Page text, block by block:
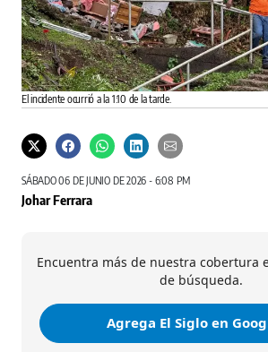
El incidente ocurrió a la 1:10 de la tarde.
SÁBADO 06 DE JUNIO DE 2026 - 6:08 PM
Johar Ferrara
Encuentra más de nuestra cobertura
de búsqueda.
Agrega El Siglo en